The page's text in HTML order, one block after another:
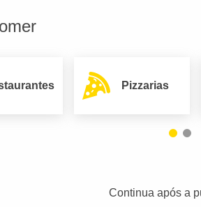
Pizzarias
Continua após a